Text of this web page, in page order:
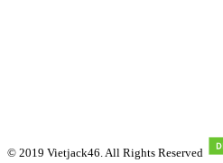
© 2019 Vietjack46. All Rights Reserved